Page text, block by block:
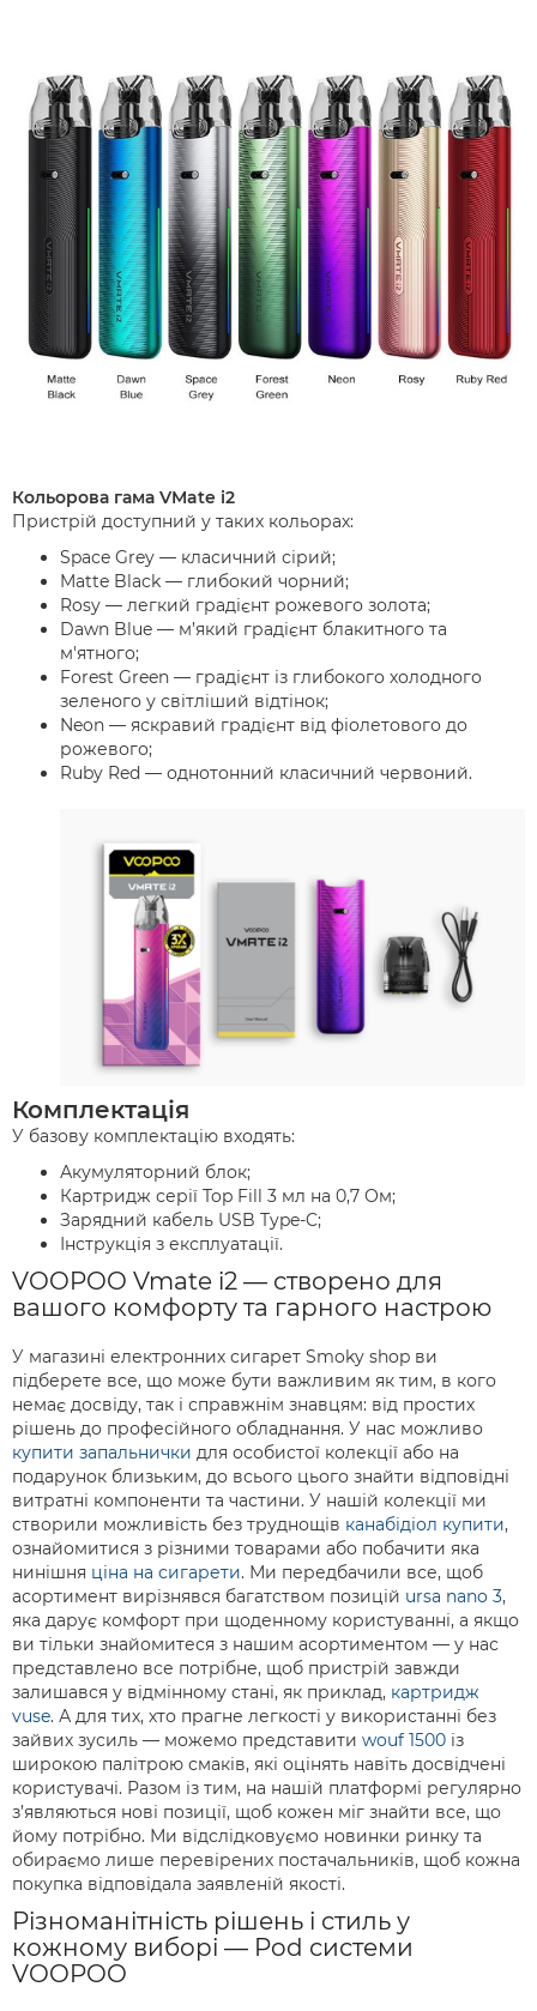
Кольорова гама VMate i2
Пристрій доступний у таких кольорах:
Space Grey — класичний сірий;
Matte Black — глибокий чорний;
Rosy — легкий градієнт рожевого золота;
Dawn Blue — м’який градієнт блакитного та
м'ятного;
Forest Green — градієнт із глибокого холодного
зеленого у світліший відтінок;
Neon — яскравий градієнт від фіолетового до
рожевого;
Ruby Red — однотонний класичний червоний.
Комплектація
У базову комплектацію входять:
Акумуляторний блок;
Картридж серії Top Fill 3 мл на 0,7 Ом;
Зарядний кабель USB Type-C;
Інструкція з експлуатації.
VOOPOO Vmate i2 — створено для
вашого комфорту та гарного настрою
У магазині електронних сигарет Smoky shop ви
підберете все, що може бути важливим як тим, в кого
немає досвіду, так і справжнім знавцям: від простих
рішень до професійного обладнання. У нас можливо
купити запальнички для особистої колекції або на
подарунок близьким, до всього цього знайти відповідні
витратні компоненти та частини. У нашій колекції ми
створили можливість без труднощів канабідіол купити,
ознайомитися з різними товарами або побачити яка
нинішня ціна на сигарети. Ми передбачили все, щоб
асортимент вирізнявся багатством позицій ursa nano 3,
яка дарує комфорт при щоденному користуванні, а якщо
ви тільки знайомитеся з нашим асортиментом — у нас
представлено все потрібне, щоб пристрій завжди
залишався у відмінному стані, як приклад, картридж
vuse. А для тих, хто прагне легкості у використанні без
зайвих зусиль — можемо представити wouf 1500 із
широкою палітрою смаків, які оцінять навіть досвідчені
користувачі. Разом із тим, на нашій платформі регулярно
з’являються нові позиції, щоб кожен міг знайти все, що
йому потрібно. Ми відслідковуємо новинки ринку та
обираємо лише перевірених постачальників, щоб кожна
покупка відповідала заявленій якості.
Різноманітність рішень і стиль у
кожному виборі — Pod системи
VOOPOO